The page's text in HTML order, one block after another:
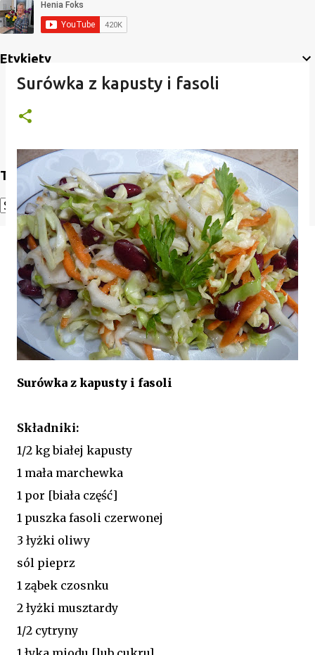
Etykiety
Translate
Powered by Translate
Surówka z kapusty i fasoli
Surówka z kapusty i fasoli
Składniki:
1/2 kg białej kapusty
1 mała marchewka
1 por [biała część]
1 puszka fasoli czerwonej
3 łyżki oliwy
sól pieprz
1 ząbek czosnku
2 łyżki musztardy
1/2 cytryny